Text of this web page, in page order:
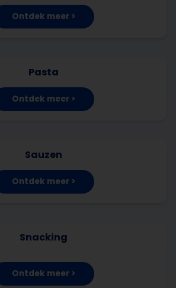
Ontdek meer >
Pasta
Ontdek meer >
Sauzen
Ontdek meer >
Snacking
Ontdek meer >